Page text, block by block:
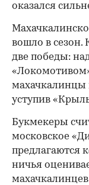
оказался
вошло в сезон.
две победы:
махачкалинцы
уступив
Букмекеры
московское
предлагаются
ничья